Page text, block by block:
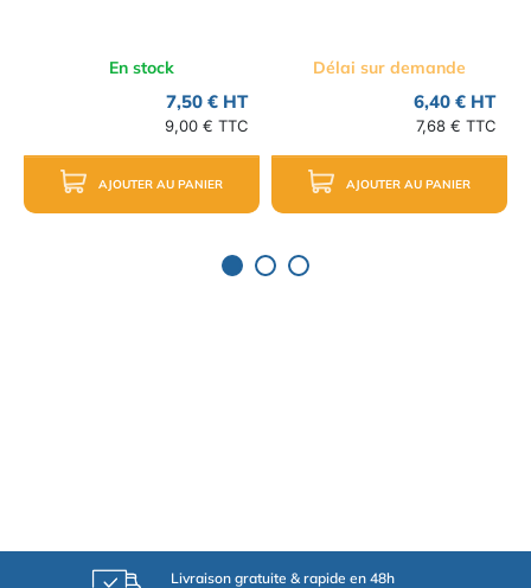
En stock
7,50 € HT
9,00 € TTC
AJOUTER AU PANIER
Délai sur demande
6,40 € HT
7,68 € TTC
AJOUTER AU PANIER
Livraison gratuite & rapide en 48h